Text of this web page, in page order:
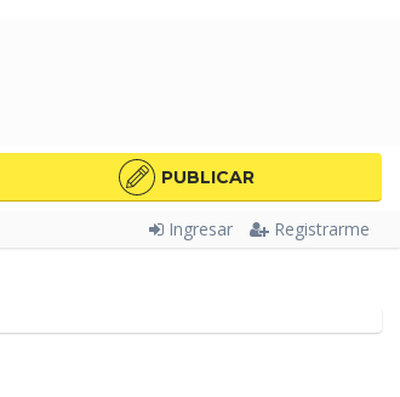
PUBLICAR
Ingresar Registrarme